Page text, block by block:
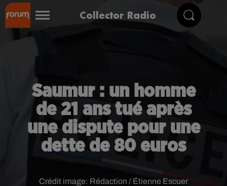
Collector Radio
Saumur : un homme
de 21 ans tué après
une dispute pour une
dette de 80 euros
Crédit image: Rédaction / Étienne Escuer